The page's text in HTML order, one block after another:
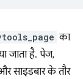
का
जाता है. पेज,
साइडबार के तौर